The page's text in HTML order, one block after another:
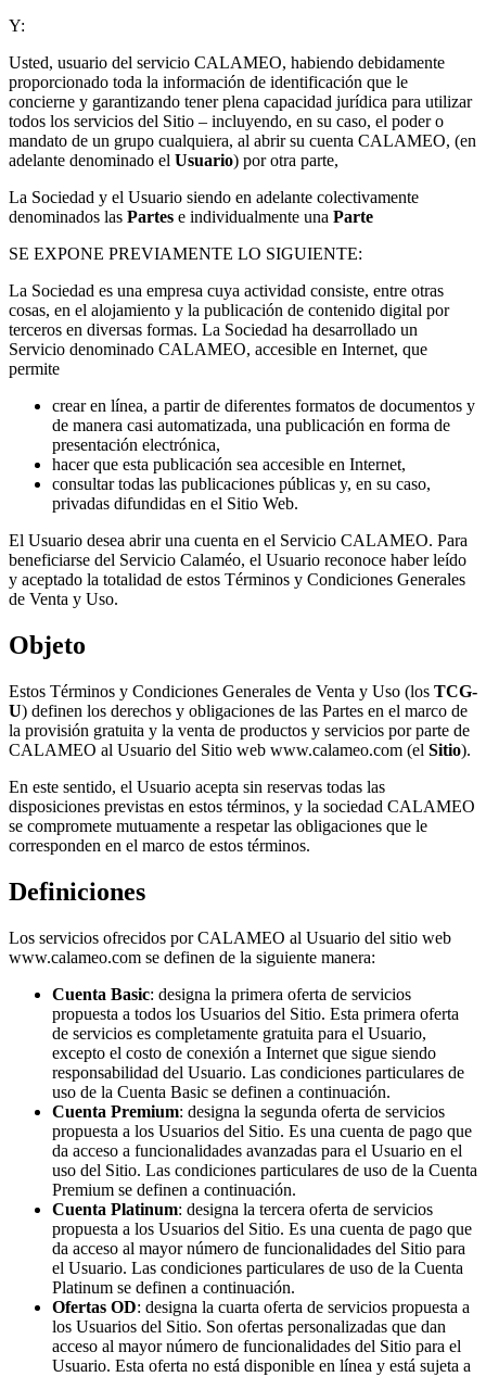
Y:
Usted, usuario del servicio CALAMEO, habiendo debidamente
proporcionado toda la información de identificación que le
concierne y garantizando tener plena capacidad jurídica para utilizar
todos los servicios del Sitio – incluyendo, en su caso, el poder o
mandato de un grupo cualquiera, al abrir su cuenta CALAMEO, (en
adelante denominado el Usuario) por otra parte,
La Sociedad y el Usuario siendo en adelante colectivamente
denominados las Partes e individualmente una Parte
SE EXPONE PREVIAMENTE LO SIGUIENTE:
La Sociedad es una empresa cuya actividad consiste, entre otras
cosas, en el alojamiento y la publicación de contenido digital por
terceros en diversas formas. La Sociedad ha desarrollado un
Servicio denominado CALAMEO, accesible en Internet, que
permite
crear en línea, a partir de diferentes formatos de documentos y
de manera casi automatizada, una publicación en forma de
presentación electrónica,
hacer que esta publicación sea accesible en Internet,
consultar todas las publicaciones públicas y, en su caso,
privadas difundidas en el Sitio Web.
El Usuario desea abrir una cuenta en el Servicio CALAMEO. Para
beneficiarse del Servicio Calaméo, el Usuario reconoce haber leído
y aceptado la totalidad de estos Términos y Condiciones Generales
de Venta y Uso.
Objeto
Estos Términos y Condiciones Generales de Venta y Uso (los TCG-
U) definen los derechos y obligaciones de las Partes en el marco de
la provisión gratuita y la venta de productos y servicios por parte de
CALAMEO al Usuario del Sitio web www.calameo.com (el Sitio).
En este sentido, el Usuario acepta sin reservas todas las
disposiciones previstas en estos términos, y la sociedad CALAMEO
se compromete mutuamente a respetar las obligaciones que le
corresponden en el marco de estos términos.
Definiciones
Los servicios ofrecidos por CALAMEO al Usuario del sitio web
www.calameo.com se definen de la siguiente manera:
Cuenta Basic: designa la primera oferta de servicios
propuesta a todos los Usuarios del Sitio. Esta primera oferta
de servicios es completamente gratuita para el Usuario,
excepto el costo de conexión a Internet que sigue siendo
responsabilidad del Usuario. Las condiciones particulares de
uso de la Cuenta Basic se definen a continuación.
Cuenta Premium: designa la segunda oferta de servicios
propuesta a los Usuarios del Sitio. Es una cuenta de pago que
da acceso a funcionalidades avanzadas para el Usuario en el
uso del Sitio. Las condiciones particulares de uso de la Cuenta
Premium se definen a continuación.
Cuenta Platinum: designa la tercera oferta de servicios
propuesta a los Usuarios del Sitio. Es una cuenta de pago que
da acceso al mayor número de funcionalidades del Sitio para
el Usuario. Las condiciones particulares de uso de la Cuenta
Platinum se definen a continuación.
Ofertas OD: designa la cuarta oferta de servicios propuesta a
los Usuarios del Sitio. Son ofertas personalizadas que dan
acceso al mayor número de funcionalidades del Sitio para el
Usuario. Esta oferta no está disponible en línea y está sujeta a